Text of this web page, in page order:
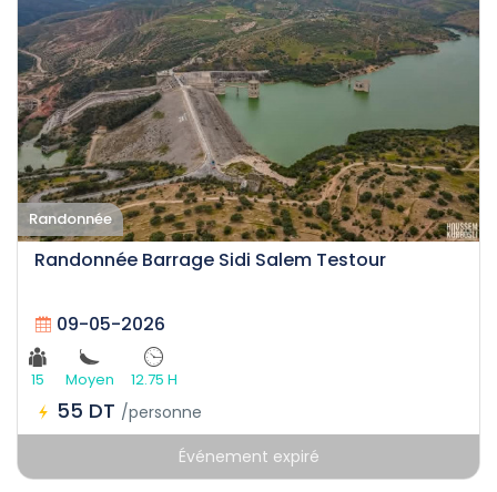
Randonnée
Randonnée Barrage Sidi Salem Testour
09-05-2026
15 Moyen 12.75 H
55 DT /personne
Événement expiré